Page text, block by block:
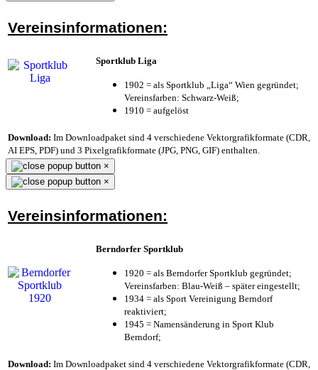
Vereinsinformationen:
Sportklub Liga
1902 = als Sportklub „Liga“ Wien gegründet;
Vereinsfarben: Schwarz-Weiß;
1910 = aufgelöst
Download: Im Downloadpaket sind 4 verschiedene Vektorgrafikformate (CDR,
AI EPS, PDF) und 3 Pixelgrafikformate (JPG, PNG, GIF) enthalten.
×
×
Vereinsinformationen:
Berndorfer Sportklub
1920 = als Berndorfer Sportklub gegründet;
Vereinsfarben: Blau-Weiß – später eingestellt;
1934 = als Sport Vereinigung Berndorf
reaktiviert;
1945 = Namensänderung in Sport Klub
Berndorf;
Download: Im Downloadpaket sind 4 verschiedene Vektorgrafikformate (CDR,